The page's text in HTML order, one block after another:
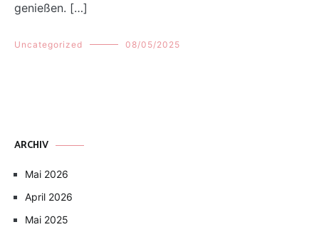
genießen. […]
Uncategorized 08/05/2025
ARCHIV
Mai 2026
April 2026
Mai 2025